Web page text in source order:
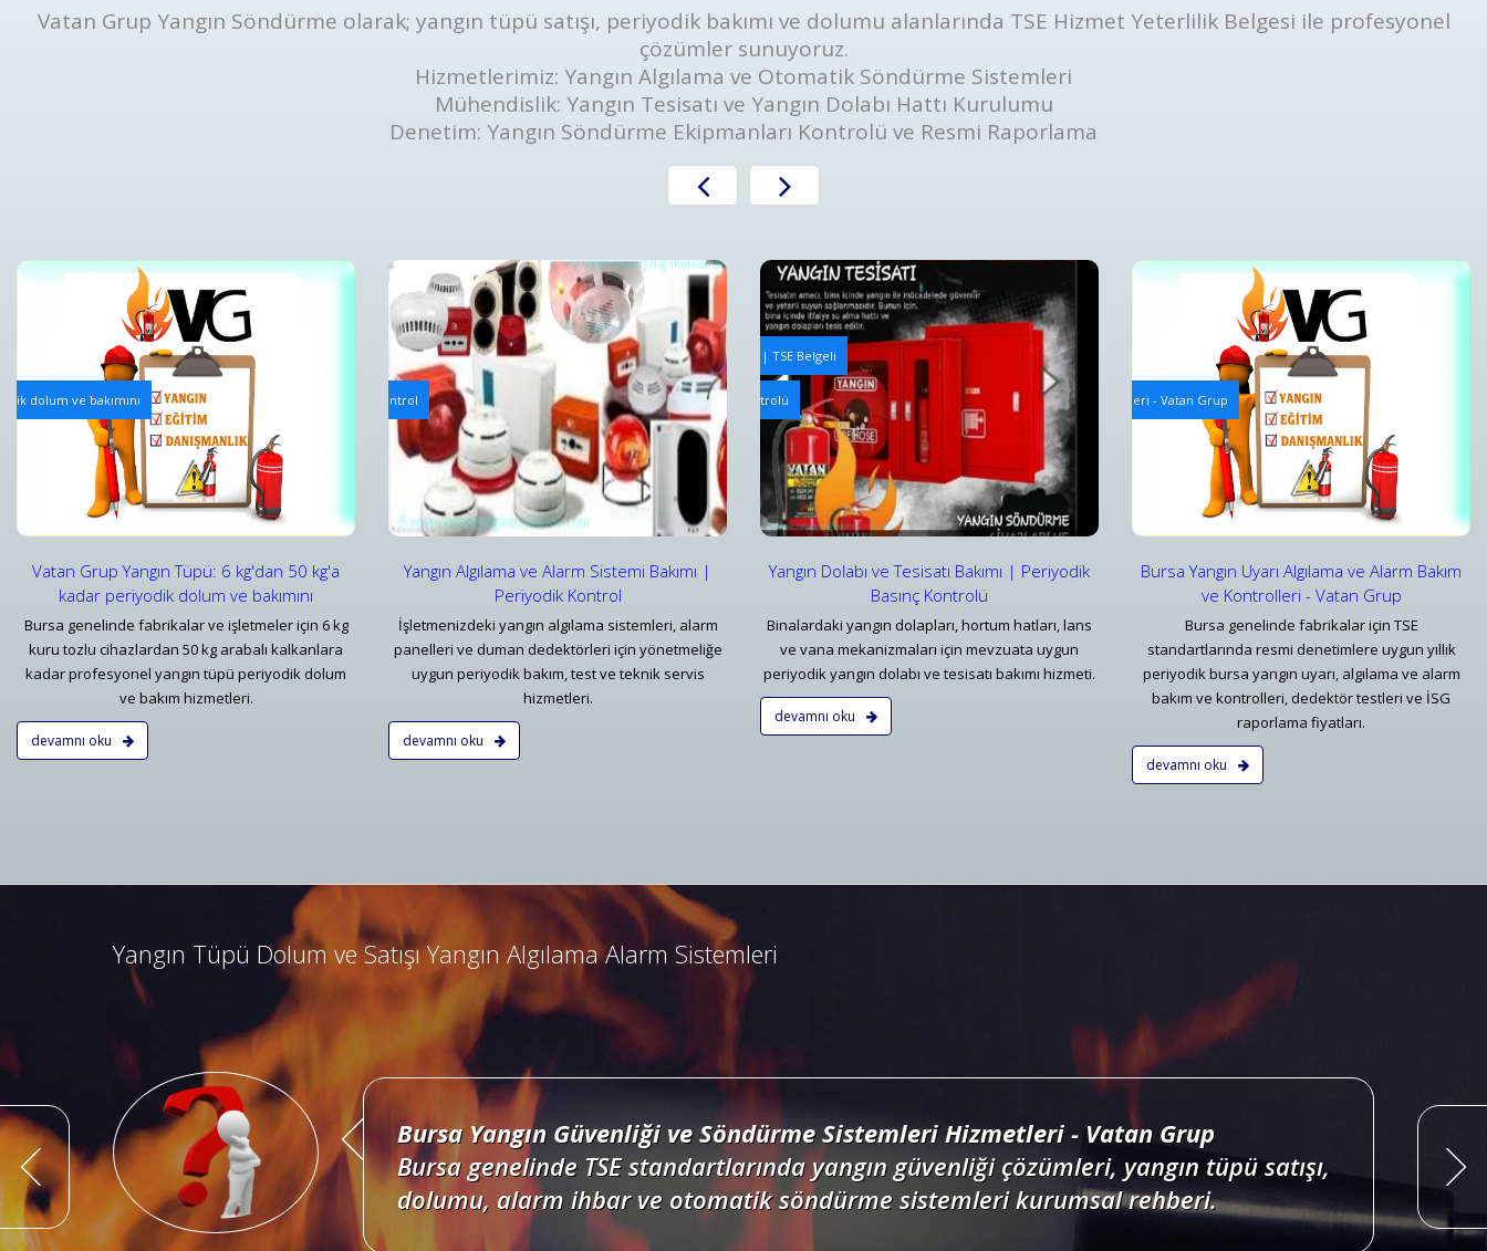
Vatan Grup Yangın Söndürme olarak; yangın tüpü satışı, periyodik bakımı ve dolumu alanlarında TSE Hizmet Yeterlilik Belgesi ile profesyonel
çözümler sunuyoruz.
Hizmetlerimiz: Yangın Algılama ve Otomatik Söndürme Sistemleri
Mühendislik: Yangın Tesisatı ve Yangın Dolabı Hattı Kurulumu
Denetim: Yangın Söndürme Ekipmanları Kontrolü ve Resmi Raporlama
dolum ve bakımını
Vatan Grup Yangın Tüpü: 6 kg'dan 50 kg'a
kadar periyodik dolum ve bakımını
Bursa genelinde fabrikalar ve işletmeler için 6 kg
kuru tozlu cihazlardan 50 kg arabalı kalkanlara
kadar profesyonel yangın tüpü periyodik dolum
ve bakım hizmetleri.
devamnı oku
Yangın Algılama ve Alarm Bakım ve Kontrolleri
Yangın Algılama ve Alarm Sistemi Bakımı | Periyodik Kontrol
Detaylar
Yangın Algılama ve Alarm Sistemi Bakımı |
Periyodik Kontrol
İşletmenizdeki yangın algılama sistemleri, alarm
panelleri ve duman dedektörleri için yönetmeliğe
uygun periyodik bakım, test ve teknik servis
hizmetleri.
devamnı oku
Mekanik Yangın Tesisatı Bakım ve Periyodik Kontrolleri | TSE Belgeli
Yangın Dolabı ve Tesisatı Bakımı | Periyodik Basınç Kontrolü
Detaylar
Yangın Dolabı ve Tesisatı Bakımı | Periyodik
Basınç Kontrolü
Binalardaki yangın dolapları, hortum hatları, lans
ve vana mekanizmaları için mevzuata uygun
periyodik yangın dolabı ve tesisatı bakımı hizmeti.
devamnı oku
Yangın Algılama ve Alarm Bakım ve Kontrolleri
Bursa Yangın Uyarı Algılama ve Alarm Bakım ve Kontrolleri - Vatan Grup
Detaylar
Bursa Yangın Uyarı Algılama ve Alarm Bakım
ve Kontrolleri - Vatan Grup
Bursa genelinde fabrikalar için TSE
standartlarında resmi denetimlere uygun yıllık
periyodik bursa yangın uyarı, algılama ve alarm
bakım ve kontrolleri, dedektör testleri ve İSG
raporlama fiyatları.
devamnı oku
Mekanik Yangın Tesisatı Bakım ve Periyodik
Bursa Mekanik Yangın Tesisatı ve Periyodik Kontrol
Detaylar
Yangın Tüpü Dolum ve Satışı Yangın Algılama Alarm Sistemleri
Bursa Yangın Algılama ve İhbar Alarm Sistemleri
Bursa adresli ve konvansiyonel yangın alarm sistemleri projelendirme, duman, ısı,
kombine dedektörler, kontrol panelleri ve yangın butonları satış, bakım, montajı.
Bursa Yangın Güvenliği ve Söndürme Sistemleri Hizmetleri - Vatan Grup
Bursa genelinde TSE standartlarında yangın güvenliği çözümleri, yangın tüpü satışı,
dolumu, alarm ihbar ve otomatik söndürme sistemleri kurumsal rehberi.